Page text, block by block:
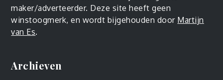
maker/adverteerder. Deze site heeft geen
winstoogmerk, en wordt bijgehouden door Martijn
van Es.
Archieven